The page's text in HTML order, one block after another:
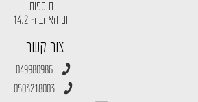
תוספות
יום האהבה- 14.2
צור קשר
049980986
0503218003